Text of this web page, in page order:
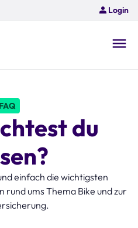
Login
FAQ
du
einfach die wichtigsten
ums Thema Bike und zur